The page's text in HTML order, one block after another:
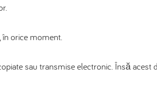
în orice moment.
sau transmise electronic. Însă acest